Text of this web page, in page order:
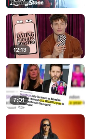
12:13
7:01